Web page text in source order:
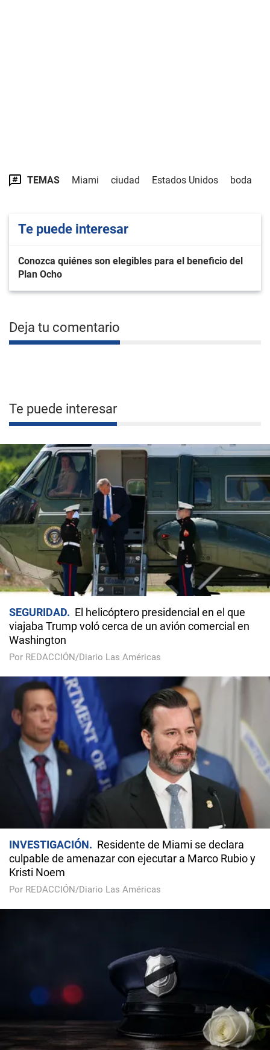
TEMAS Miami ciudad Estados Unidos boda
Te puede interesar
Conozca quiénes son elegibles para el beneficio del
Plan Ocho
Deja tu comentario
Te puede interesar
SEGURIDAD
El helicóptero presidencial en el que
viajaba Trump voló cerca de un avión comercial en
Washington
Por REDACCIÓN/Diario Las Américas
INVESTIGACIÓN
Residente de Miami se declara
culpable de amenazar con ejecutar a Marco Rubio y
Kristi Noem
Por REDACCIÓN/Diario Las Américas